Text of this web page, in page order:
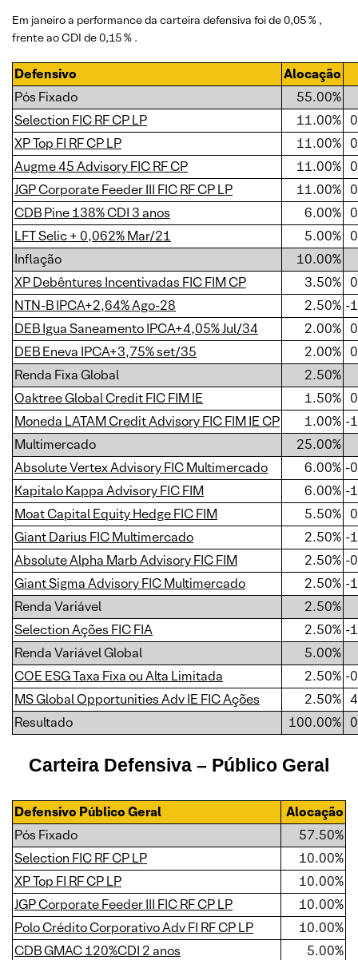
Em janeiro a performance da carteira defensiva foi de 0,05 % ,
frente ao CDI de 0,15 % .
Defensivo
Alocação
Pós Fixado
55.00%
Selection FIC RF CP LP
11.00%
XP Top FI RF CP LP
11.00%
Augme 45 Advisory FIC RF CP
11.00%
JGP Corporate Feeder III FIC RF CP LP
11.00%
CDB Pine 138% CDI 3 anos
6.00%
LFT Selic + 0,062% Mar/21
5.00%
Inflação
10.00%
XP Debêntures Incentivadas FIC FIM CP
3.50%
NTN-B IPCA+2,64% Ago-28
2.50% -
DEB Igua Saneamento IPCA+4,05% Jul/34
2.00%
DEB Eneva IPCA+3,75% set/35
2.00%
Renda Fixa Global
2.50%
Oaktree Global Credit FIC FIM IE
1.50%
Moneda LATAM Credit Advisory FIC FIM IE CP
1.00% -
Multimercado
25.00%
Absolute Vertex Advisory FIC Multimercado
6.00% -
Kapitalo Kappa Advisory FIC FIM
6.00% -
Moat Capital Equity Hedge FIC FIM
5.50%
Giant Darius FIC Multimercado
2.50% -
Absolute Alpha Marb Advisory FIC FIM
2.50% -
Giant Sigma Advisory FIC Multimercado
2.50% -
Renda Variável
2.50%
Selection Ações FIC FIA
2.50% -
Renda Variável Global
5.00%
COE ESG Taxa Fixa ou Alta Limitada
2.50% -
MS Global Opportunities Adv IE FIC Ações
2.50%
Resultado
100.00%
Carteira Defensiva – Público Geral
Defensivo Público Geral
Alocação
Pós Fixado
57.50%
Selection FIC RF CP LP
10.00%
XP Top FI RF CP LP
10.00%
JGP Corporate Feeder III FIC RF CP LP
10.00%
Polo Crédito Corporativo Adv FI RF CP LP
10.00%
CDB GMAC 120%CDI 2 anos
5.00%